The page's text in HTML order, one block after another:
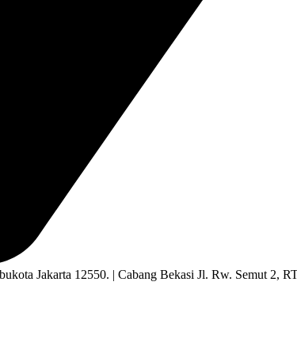
Jakarta 12550. | Cabang Bekasi Jl. Rw. Semut 2,